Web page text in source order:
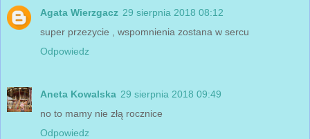
Agata Wierzgacz 29 sierpnia 2018 08:12
super przezycie , wspomnienia zostana w sercu
Odpowiedz
Aneta Kowalska 29 sierpnia 2018 09:49
no to mamy nie złą rocznice
Odpowiedz